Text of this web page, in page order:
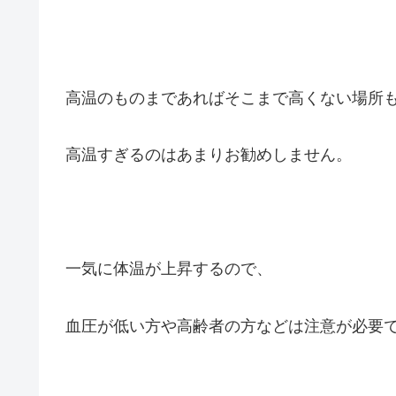
高温のものまであればそこまで高くない場所
高温すぎるのはあまりお勧めしません。
一気に体温が上昇するので、
血圧が低い方や高齢者の方などは注意が必要で